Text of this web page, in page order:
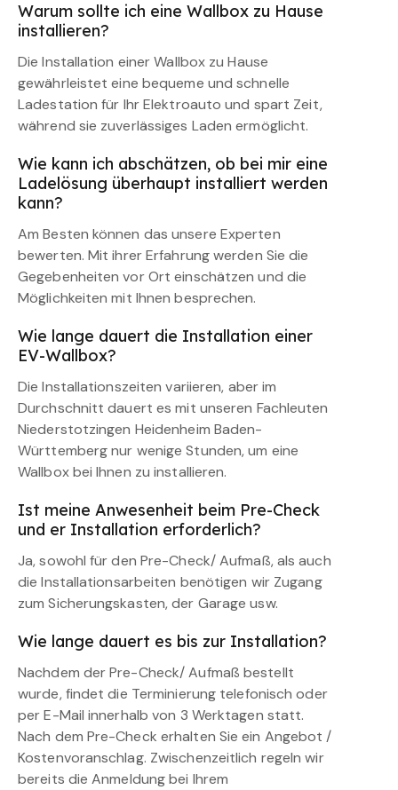
Warum sollte ich eine Wallbox zu Hause
installieren?
Die Installation einer Wallbox zu Hause
gewährleistet eine bequeme und schnelle
Ladestation für Ihr Elektroauto und spart Zeit,
während sie zuverlässiges Laden ermöglicht.
Wie kann ich abschätzen, ob bei mir eine
Ladelösung überhaupt installiert werden
kann?
Am Besten können das unsere Experten
bewerten. Mit ihrer Erfahrung werden Sie die
Gegebenheiten vor Ort einschätzen und die
Möglichkeiten mit Ihnen besprechen.
Wie lange dauert die Installation einer
EV-Wallbox?
Die Installationszeiten variieren, aber im
Durchschnitt dauert es mit unseren Fachleuten
Niederstotzingen Heidenheim Baden-
Württemberg nur wenige Stunden, um eine
Wallbox bei Ihnen zu installieren.
Ist meine Anwesenheit beim Pre-Check
und er Installation erforderlich?
Ja, sowohl für den Pre-Check/ Aufmaß, als auch
die Installationsarbeiten benötigen wir Zugang
zum Sicherungskasten, der Garage usw.
Wie lange dauert es bis zur Installation?
Nachdem der Pre-Check/ Aufmaß bestellt
wurde, findet die Terminierung telefonisch oder
per E-Mail innerhalb von 3 Werktagen statt.
Nach dem Pre-Check erhalten Sie ein Angebot /
Kostenvoranschlag. Zwischenzeitlich regeln wir
bereits die Anmeldung bei Ihrem